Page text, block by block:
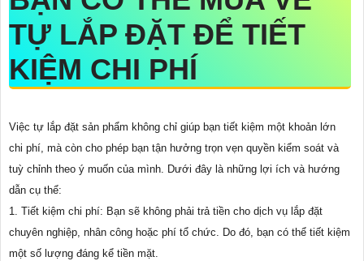
TỰ LẮP ĐẶT ĐỂ TIẾT
KIỆM CHI PHÍ
Việc tự lắp đặt sản phẩm không chỉ giúp bạn tiết kiệm một khoản lớn
chi phí, mà còn cho phép bạn tận hưởng trọn vẹn quyền kiểm soát và
tuỳ chỉnh theo ý muốn của mình. Dưới đây là những lợi ích và hướng
dẫn cụ thể:
1. Tiết kiệm chi phí: Bạn sẽ không phải trả tiền cho dịch vụ lắp đặt
chuyên nghiệp, nhân công hoặc phí tổ chức. Do đó, bạn có thể tiết kiệm
một số lượng đáng kể tiền mặt.